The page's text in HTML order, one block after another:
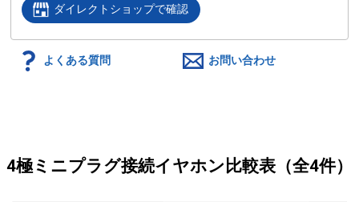
ダイレクトショップで確認
よくある質問 お問い合わせ
4極ミニプラグ接続イヤホン比較表 （全4件）